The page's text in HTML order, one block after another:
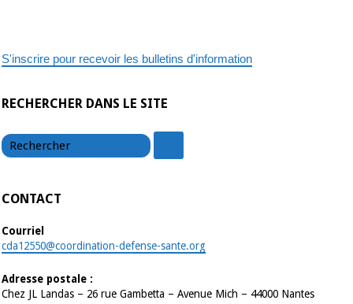
S'inscrire pour recevoir les bulletins d'information
RECHERCHER DANS LE SITE
CONTACT
Courriel
cda12550@coordination-defense-sante.org
Adresse postale :
Chez JL Landas – 26 rue Gambetta – Avenue Mich – 44000 Nantes